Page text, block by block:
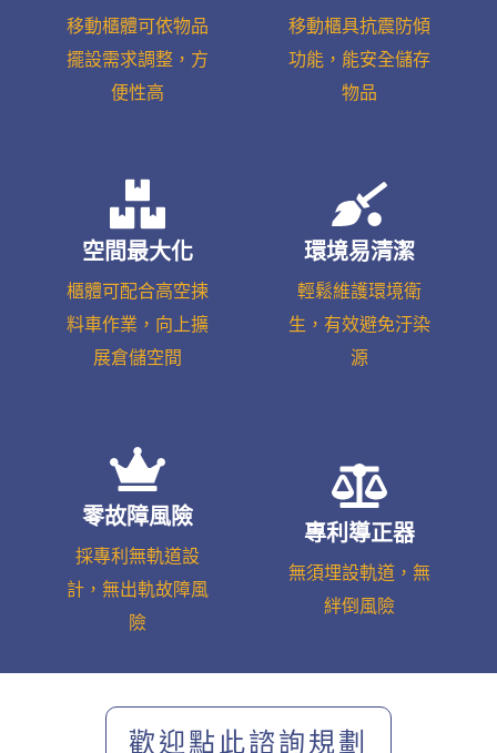
專利導正器
無須埋設軌道，無
絆倒風險
移動櫃體可依物品
擺設需求調整，方
便性高
移動櫃具抗震防傾
功能，能安全儲存
物品
空間最大化
櫃體可配合高空揀
料車作業，向上擴
展倉儲空間
環境易清潔
輕鬆維護環境衛
生，有效避免汙染
源
零故障風險
採專利無軌道設
計，無出軌故障風
險
歡迎點此諮詢規劃